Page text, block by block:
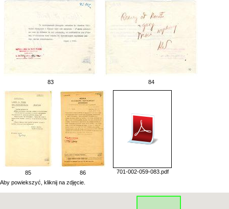
83 84
85 86
701-002-059-083.pdf
Aby powiekszyć, kliknij na zdjęcie.